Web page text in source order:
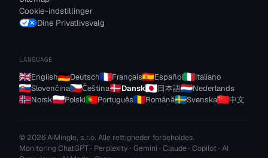
Cookie-indstillinger
Dine Privatlivsvalg
LANGUAGE
English Deutsch Français Español
Italiano
Slovenčina
Čeština Dansk 日本語
Nederlands
Norsk
Polski Português Română Svenska 中文
© 2026 AiMingle, s.r.o. Alle rettigheder forbeholdes.
Monitoring ChatGPT · Perplexity · Gemini · Claude · Copilot · AI